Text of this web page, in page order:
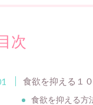
次
食欲を抑える１
食欲を抑える方